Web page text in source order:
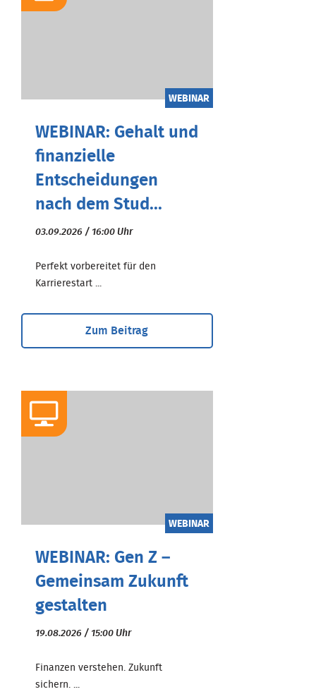
WEBINAR
WEBINAR: Gehalt und
finanzielle
Entscheidungen
nach dem Stud...
03.09.2026 / 16:00 Uhr
Perfekt vorbereitet für den
Karrierestart ...
Zum Beitrag
WEBINAR
WEBINAR: Gen Z –
Gemeinsam Zukunft
gestalten
19.08.2026 / 15:00 Uhr
Finanzen verstehen. Zukunft
sichern. ...